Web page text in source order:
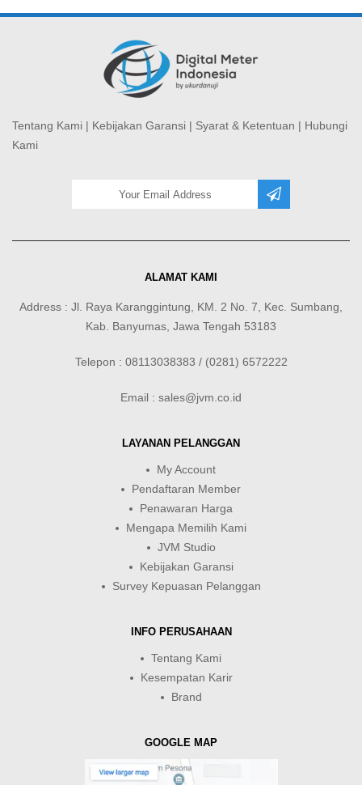
Tentang Kami | Kebijakan Garansi | Syarat & Ketentuan | Hubungi
Kami
ALAMAT KAMI
Address : Jl. Raya Karanggintung, KM. 2 No. 7, Kec. Sumbang,
Kab. Banyumas, Jawa Tengah 53183
Telepon : 08113038383 / (0281) 6572222
Email : sales@jvm.co.id
LAYANAN PELANGGAN
My Account
Pendaftaran Member
Penawaran Harga
Mengapa Memilih Kami
JVM Studio
Kebijakan Garansi
Survey Kepuasan Pelanggan
INFO PERUSAHAAN
Tentang Kami
Kesempatan Karir
Brand
GOOGLE MAP